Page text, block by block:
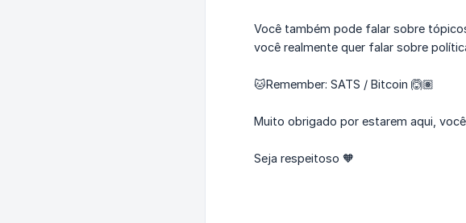
Você também pode falar sobre
você realmente quer falar sobre
🐱Remember: SATS / Bitcoin 🙆🏽
Muito obrigado por estarem aqui,
Seja respeitoso 🧡